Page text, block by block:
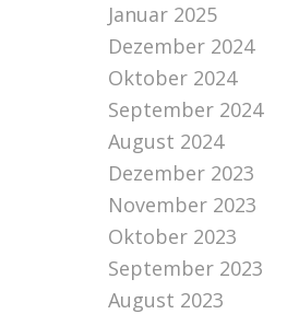
Januar 2025
Dezember 2024
Oktober 2024
September 2024
August 2024
Dezember 2023
November 2023
Oktober 2023
September 2023
August 2023